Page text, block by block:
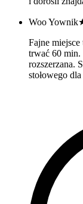
Woo Yownik
Fajne
trwać 60 min.
rozszerzana.
stołowego